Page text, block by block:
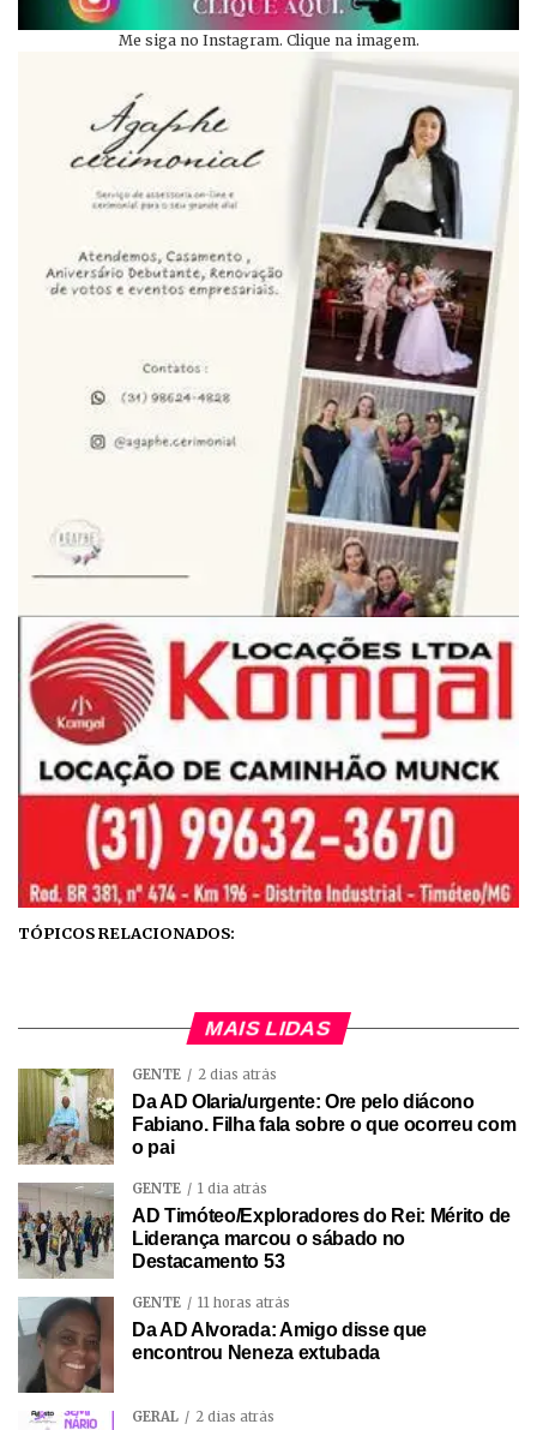
Me siga no Instagram. Clique na imagem.
TÓPICOS RELACIONADOS:
MAIS LIDAS
GENTE 2 dias atrás
Da AD Olaria/urgente: Ore pelo diácono
Fabiano. Filha fala sobre o que ocorreu com
o pai
GENTE 1 dia atrás
AD Timóteo/Exploradores do Rei: Mérito de
Liderança marcou o sábado no
Destacamento 53
GENTE 11 horas atrás
Da AD Alvorada: Amigo disse que
encontrou Neneza extubada
GERAL 2 dias atrás